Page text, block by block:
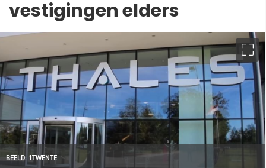
vestigingen elders
BEELD: 1TWENTE